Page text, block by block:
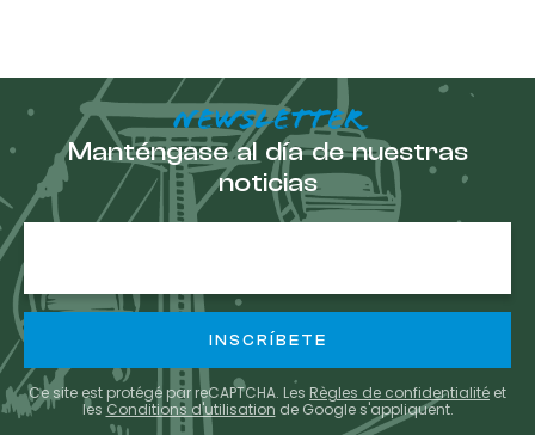
NEWSLETTER
Manténgase al día de nuestras
noticias
Ce site est protégé par reCAPTCHA. Les Règles de confidentialité et
les Conditions d'utilisation de Google s'appliquent.